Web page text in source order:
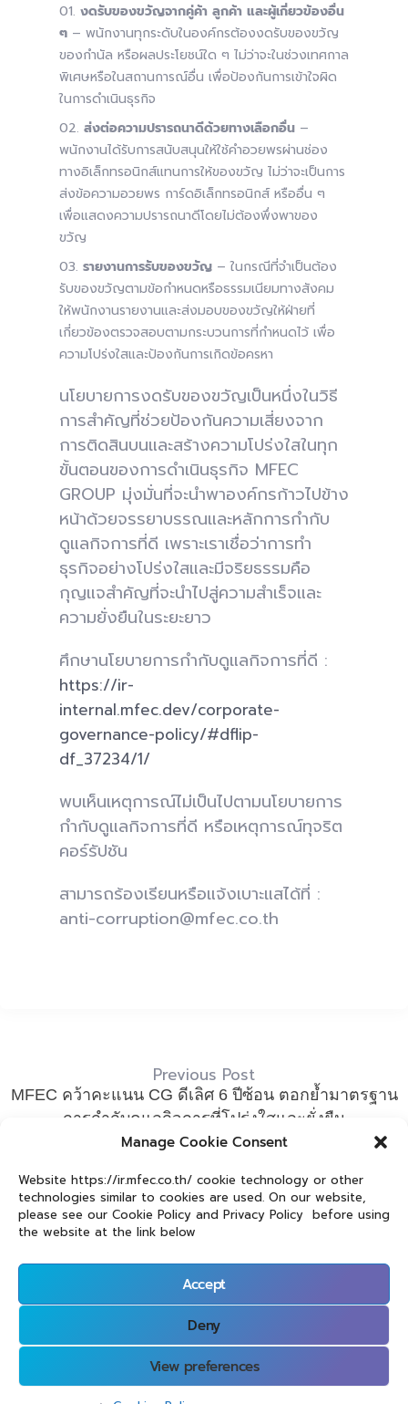
Manage Cookie Consent
Website https://ir.mfec.co.th/ cookie technology or other
technologies similar to cookies are used. On our website,
please see our Cookie Policy and Privacy Policy before using
the website at the link below
Accept
Deny
View preferences
งดรับของขวัญจากคู่ค้า ลูกค้า และผู้เกี่ยวข้องอื่น
ๆ– พนักงานทุกระดับในองค์กรต้องงดรับของขวัญ
ของกำนัล หรือผลประโยชน์ใด ๆ ไม่ว่าจะในช่วงเทศกาล
พิเศษหรือในสถานการณ์อื่น เพื่อป้องกันการเข้าใจผิด
ในการดำเนินธุรกิจ
ส่งต่อความปรารถนาดีด้วยทางเลือกอื่น–
พนักงานได้รับการสนับสนุนให้ใช้คำอวยพรผ่านช่อง
ทางอิเล็กทรอนิกส์แทนการให้ของขวัญ ไม่ว่าจะเป็นการ
ส่งข้อความอวยพร การ์ดอิเล็กทรอนิกส์ หรืออื่น ๆ
เพื่อแสดงความปรารถนาดีโดยไม่ต้องพึ่งพาของ
ขวัญ
รายงานการรับของขวัญ– ในกรณีที่จำเป็นต้อง
รับของขวัญตามข้อกำหนดหรือธรรมเนียมทางสังคม
ให้พนักงานรายงานและส่งมอบของขวัญให้ฝ่ายที่
เกี่ยวข้องตรวจสอบตามกระบวนการที่กำหนดไว้ เพื่อ
ความโปร่งใสและป้องกันการเกิดข้อครหา
นโยบายการงดรับของขวัญเป็นหนึ่งในวิธี
การสำคัญที่ช่วยป้องกันความเสี่ยงจาก
การติดสินบนและสร้างความโปร่งใสในทุก
ขั้นตอนของการดำเนินธุรกิจ MFEC
GROUP มุ่งมั่นที่จะนำพาองค์กรก้าวไปข้าง
หน้าด้วยจรรยาบรรณและหลักการกำกับ
ดูแลกิจการที่ดี เพราะเราเชื่อว่าการทำ
ธุรกิจอย่างโปร่งใสและมีจริยธรรมคือ
กุญแจสำคัญที่จะนำไปสู่ความสำเร็จและ
ความยั่งยืนในระยะยาว
ศึกษานโยบายการกำกับดูแลกิจการที่ดี :
https://ir-
internal.mfec.dev/corporate-
governance-policy/#dflip-
df_37234/1/
พบเห็นเหตุการณ์ไม่เป็นไปตามนโยบายการ
กำกับดูแลกิจการที่ดี หรือเหตุการณ์ทุจริต
คอร์รัปชัน
สามารถร้องเรียนหรือแจ้งเบาะแสได้ที่ :
anti-corruption@mfec.co.th
MFEC คว้าคะแนน CG ดีเลิศ 6 ปีซ้อน ตอกย้ำมาตรฐาน
การกำกับดูแลกิจการที่โปร่งใสและยั่งยืน
Previous Post
No Gift Policy : MFEC Fosters a Transparent Corporate
Culture to Prevent Corruption
Privacy Policy
Investors and Shareholders Privacy Notice